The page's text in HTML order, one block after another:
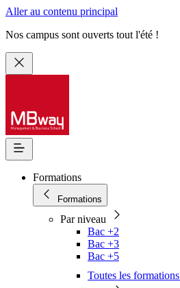
Aller au contenu principal
Nos campus sont ouverts tout l'été !
Formations
Formations
Par niveau
Bac +2
Bac +3
Bac +5
Toutes les formations